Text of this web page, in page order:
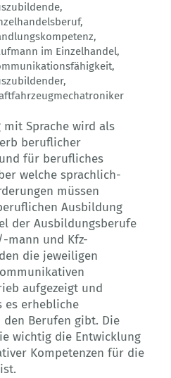
,
,
,
im Einzelhandel,
,
,
mit Sprache wird als
beruflicher
für berufliches
welche sprachlich-
müssen
Ausbildung
der Ausbildungsberufe
mann und Kfz-
die jeweiligen
aufgezeigt und
es erhebliche
den Berufen gibt. Die
wichtig die Entwicklung
Kompetenzen für die